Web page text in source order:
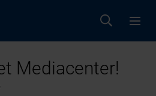
Mediacenter!